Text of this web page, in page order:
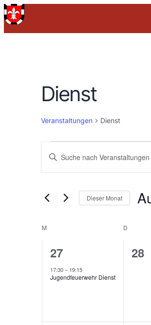
Dienst
Veranstaltungen Dienst
Suche
und
Ansichten,
Navigation
Bitte
Suche
Dieser Monat
Kalender
von
M D
1
Veranstaltung,
27
17:30– 19:15
Jugendfeuerwehr Dienst
0
28